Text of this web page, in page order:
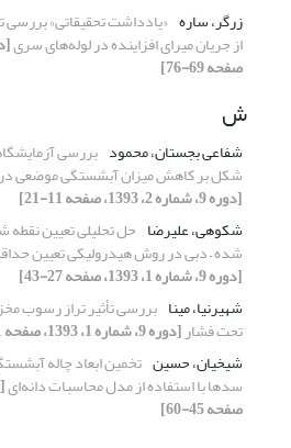
زرگر، ساره «یادداشت تحقیقاتی»
از جریان میرای افزاینده در لوله‌های سری
صفحه 69-76]
ش
شفاعی بجستان، محمود بررسی
شکل بر کاهش میزان آبشستگی موضعی
[دوره 9، شماره 2، 1393، صفحه 11-21]
شکوهی، علیرضا حل تحلیلی تعیین
شده – دبی در روش هیدرولیکی تعیین
[دوره 9، شماره 1، 1393، صفحه 27-43]
شهیرنیا، مینا بررسی تأثیر تراز رسوب
تحت فشار[دوره 9، شماره 1، 1393، صفحه 11-25]
شیخیان، حسین تخمین ابعاد چاله
سدها با استفاده از مدل محاسبات دانه‌ای
صفحه 45-60]